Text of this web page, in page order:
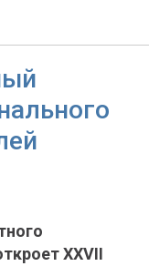
XXVII